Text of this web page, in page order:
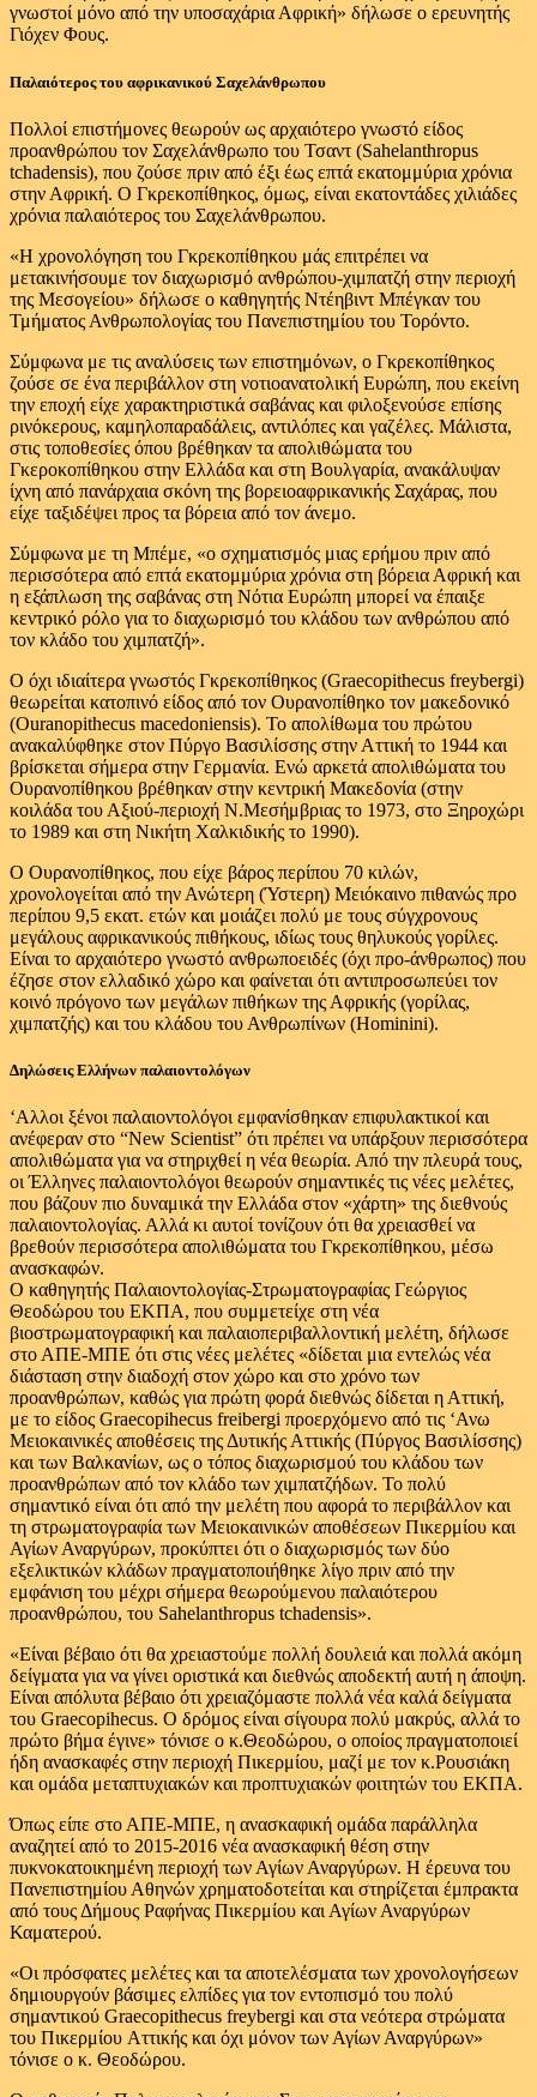
γνωστοί μόνο από την υποσαχάρια Αφρική» δήλωσε ο ερευνητής
Γιόχεν Φους.
Παλαιότερος του αφρικανικού Σαχελάνθρωπου
Πολλοί επιστήμονες θεωρούν ως αρχαιότερο γνωστό είδος
προανθρώπου τον Σαχελάνθρωπο του Τσαντ (Sahelanthropus
tchadensis), που ζούσε πριν από έξι έως επτά εκατομμύρια χρόνια
στην Αφρική. Ο Γκρεκοπίθηκος, όμως, είναι εκατοντάδες χιλιάδες
χρόνια παλαιότερος του Σαχελάνθρωπου.
«Η χρονολόγηση του Γκρεκοπίθηκου μάς επιτρέπει να
μετακινήσουμε τον διαχωρισμό ανθρώπου-χιμπατζή στην περιοχή
της Μεσογείου» δήλωσε ο καθηγητής Ντέηβιντ Μπέγκαν του
Τμήματος Ανθρωπολογίας του Πανεπιστημίου του Τορόντο.
Σύμφωνα με τις αναλύσεις των επιστημόνων, ο Γκρεκοπίθηκος
ζούσε σε ένα περιβάλλον στη νοτιοανατολική Ευρώπη, που εκείνη
την εποχή είχε χαρακτηριστικά σαβάνας και φιλοξενούσε επίσης
ρινόκερους, καμηλοπαραδάλεις, αντιλόπες και γαζέλες. Μάλιστα,
στις τοποθεσίες όπου βρέθηκαν τα απολιθώματα του
Γκεροκοπίθηκου στην Ελλάδα και στη Βουλγαρία, ανακάλυψαν
ίχνη από πανάρχαια σκόνη της βορειοαφρικανικής Σαχάρας, που
είχε ταξιδέψει προς τα βόρεια από τον άνεμο.
Σύμφωνα με τη Μπέμε, «ο σχηματισμός μιας ερήμου πριν από
περισσότερα από επτά εκατομμύρια χρόνια στη βόρεια Αφρική και
η εξάπλωση της σαβάνας στη Νότια Ευρώπη μπορεί να έπαιξε
κεντρικό ρόλο για το διαχωρισμό του κλάδου των ανθρώπου από
τον κλάδο του χιμπατζή».
Ο όχι ιδιαίτερα γνωστός Γκρεκοπίθηκος (Graecopithecus freybergi)
θεωρείται κατοπινό είδος από τον Ουρανοπίθηκο τον μακεδονικό
(Ouranopithecus macedoniensis). Το απολίθωμα του πρώτου
ανακαλύφθηκε στον Πύργο Βασιλίσσης στην Αττική το 1944 και
βρίσκεται σήμερα στην Γερμανία. Ενώ αρκετά απολιθώματα του
Ουρανοπίθηκου βρέθηκαν στην κεντρική Μακεδονία (στην
κοιλάδα του Αξιού-περιοχή Ν.Μεσήμβριας το 1973, στο Ξηροχώρι
το 1989 και στη Νικήτη Χαλκιδικής το 1990).
Ο Ουρανοπίθηκος, που είχε βάρος περίπου 70 κιλών,
χρονολογείται από την Ανώτερη (Ύστερη) Μειόκαινο πιθανώς προ
περίπου 9,5 εκατ. ετών και μοιάζει πολύ με τους σύγχρονους
μεγάλους αφρικανικούς πιθήκους, ιδίως τους θηλυκούς γορίλες.
Είναι το αρχαιότερο γνωστό ανθρωποειδές (όχι προ-άνθρωπος) που
έζησε στον ελλαδικό χώρο και φαίνεται ότι αντιπροσωπεύει τον
κοινό πρόγονο των μεγάλων πιθήκων της Αφρικής (γορίλας,
χιμπατζής) και του κλάδου του Ανθρωπίνων (Hominini).
Δηλώσεις Ελλήνων παλαιοντολόγων
‘Αλλοι ξένοι παλαιοντολόγοι εμφανίσθηκαν επιφυλακτικοί και
ανέφεραν στο “New Scientist” ότι πρέπει να υπάρξουν περισσότερα
απολιθώματα για να στηριχθεί η νέα θεωρία. Από την πλευρά τους,
οι Έλληνες παλαιοντολόγοι θεωρούν σημαντικές τις νέες μελέτες,
που βάζουν πιο δυναμικά την Ελλάδα στον «χάρτη» της διεθνούς
παλαιοντολογίας. Αλλά κι αυτοί τονίζουν ότι θα χρειασθεί να
βρεθούν περισσότερα απολιθώματα του Γκρεκοπίθηκου, μέσω
ανασκαφών.
Ο καθηγητής Παλαιοντολογίας-Στρωματογραφίας Γεώργιος
Θεοδώρου του ΕΚΠΑ, που συμμετείχε στη νέα
βιοστρωματογραφική και παλαιοπεριβαλλοντική μελέτη, δήλωσε
στο ΑΠΕ-ΜΠΕ ότι στις νέες μελέτες «δίδεται μια εντελώς νέα
διάσταση στην διαδοχή στον χώρο και στο χρόνο των
προανθρώπων, καθώς για πρώτη φορά διεθνώς δίδεται η Αττική,
με το είδος Graecopihecus freibergi προερχόμενο από τις ‘Ανω
Μειοκαινικές αποθέσεις της Δυτικής Αττικής (Πύργος Βασιλίσσης)
και των Βαλκανίων, ως ο τόπος διαχωρισμού του κλάδου των
προανθρώπων από τον κλάδο των χιμπατζήδων. Το πολύ
σημαντικό είναι ότι από την μελέτη που αφορά το περιβάλλον και
τη στρωματογραφία των Μειοκαινικών αποθέσεων Πικερμίου και
Αγίων Αναργύρων, προκύπτει ότι ο διαχωρισμός των δύο
εξελικτικών κλάδων πραγματοποιήθηκε λίγο πριν από την
εμφάνιση του μέχρι σήμερα θεωρούμενου παλαιότερου
προανθρώπου, του Sahelanthropus tchadensis».
«Eίναι βέβαιο ότι θα χρειαστούμε πολλή δουλειά και πολλά ακόμη
δείγματα για να γίνει οριστικά και διεθνώς αποδεκτή αυτή η άποψη.
Είναι απόλυτα βέβαιο ότι χρειαζόμαστε πολλά νέα καλά δείγματα
του Graecopihecus. Ο δρόμος είναι σίγουρα πολύ μακρύς, αλλά το
πρώτο βήμα έγινε» τόνισε ο κ.Θεοδώρου, ο οποίος πραγματοποιεί
ήδη ανασκαφές στην περιοχή Πικερμίου, μαζί με τον κ.Ρουσιάκη
και ομάδα μεταπτυχιακών και προπτυχιακών φοιτητών του ΕΚΠΑ.
Όπως είπε στο ΑΠΕ-ΜΠΕ, η ανασκαφική ομάδα παράλληλα
αναζητεί από το 2015-2016 νέα ανασκαφική θέση στην
πυκνοκατοικημένη περιοχή των Αγίων Αναργύρων. Η έρευνα του
Πανεπιστημίου Αθηνών χρηματοδοτείται και στηρίζεται έμπρακτα
από τους Δήμους Ραφήνας Πικερμίου και Αγίων Αναργύρων
Καματερού.
«Οι πρόσφατες μελέτες και τα αποτελέσματα των χρονολογήσεων
δημιουργούν βάσιμες ελπίδες για τον εντοπισμό του πολύ
σημαντικού Graecopithecus freybergi και στα νεότερα στρώματα
του Πικερμίου Aττικής και όχι μόνον των Αγίων Αναργύρων»
τόνισε ο κ. Θεοδώρου.